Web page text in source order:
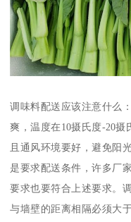
调味料配送应该注意什么
爽，温度在10摄氏度-20摄
且通风环境要好，避免阳
是要求配送条件，许多厂
要求也要符合上述要求。
与墙壁的距离相隔必须大